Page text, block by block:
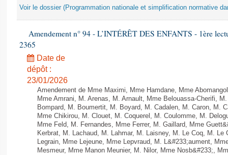
Voir le dossier (Programmation nationale et simplification normative
Amendement n° 94 - L’INTÉRÊT DES ENFANTS - 1ère
2365
Date de
dépôt :
23/01/2026
Amendement de Mme Maximi, Mme Hamdane, Mme
Mme Amrani, M. Arenas, M. Arnault, Mme Belouassa-Cherifi,
Bompard, M. Boumertit, M. Boyard, M. Cadalen, M. Caron, M.
Mme Chikirou, M. Clouet, M. Coquerel, M. Coulomme, M.
Mme Feld, M. Fernandes, Mme Ferrer, M. Gaillard, Mme
Kerbrat, M. Lachaud, M. Lahmar, M. Laisney, M. Le Coq, M. Le
Legrain, Mme Lejeune, Mme Lepvraud, M. L&#233;aument,
Mesmeur, Mme Manon Meunier, M. Nilor, Mme Nosb&#233;,